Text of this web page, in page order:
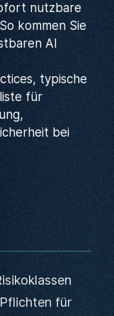
nutzbare
kommen Sie
AI
typische
für
bei
für